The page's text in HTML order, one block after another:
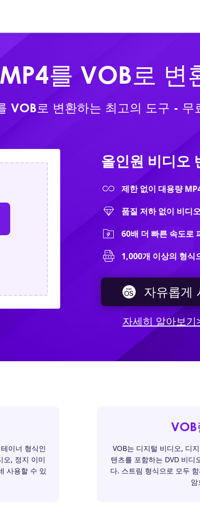
를 VOB로 변
VOB로 변환하는 최고의 도구 - 무
올인원 비디오
제한 없이 대용량
품질 저하 없이 비디
60배 더 빠른 속도로
1,000개 이상의 형식
자유롭게
자세히 알아보기
이너 형식인
오, 정지 이미
사용할 수 있
VOB
VOB는 디지털 비디오, 디
텐츠를 포함하는 DVD 비디
다. 스트림 형식으로 모두
암